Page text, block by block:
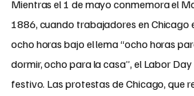
Mientras el 1 de mayo conmemora el
1886, cuando trabajadores en Chicago
ocho horas bajo el lema “ocho horas
dormir, ocho para la casa”, el Labor
festivo. Las protestas de Chicago, que